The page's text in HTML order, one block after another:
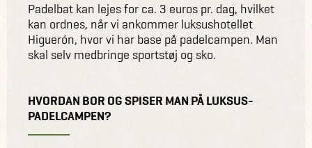
Padelbat kan lejes for ca. 3 euros pr. dag, hvilket
kan ordnes, når vi ankommer luksushotellet
Higuerón, hvor vi har base på padelcampen. Man
skal selv medbringe sportstøj og sko.
HVORDAN BOR OG SPISER MAN PÅ LUKSUS-
PADELCAMPEN?